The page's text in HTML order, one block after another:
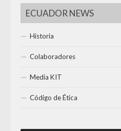
ECUADOR NEWS
Historia
Colaboradores
Media KIT
Código de Ética